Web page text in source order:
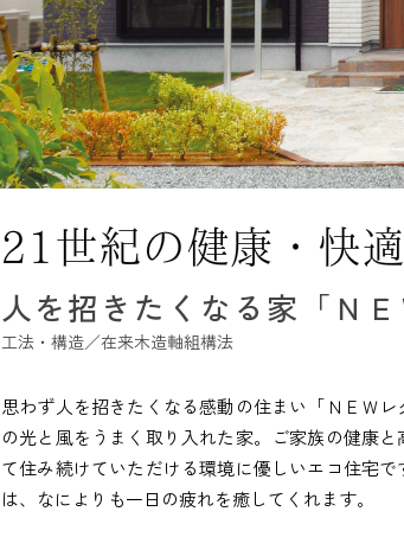
人を招きたくなる家「Ｎ
工法・構造／在来木造軸組構法
思わず人を招きたくなる感動の住まい「ＮＥＷ
の光と風をうまく取り入れた家。ご家族の健康
て住み続けていただける環境に優しいエコ住宅
は、なによりも一日の疲れを癒してくれます。